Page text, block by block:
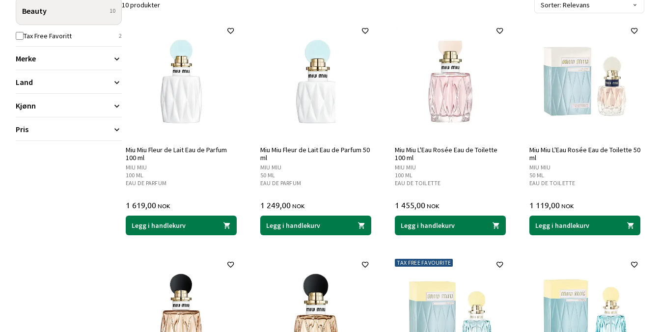
Beauty 10
Tax Free Favoritt 2
Merke
Land
Kjønn
Pris
10 produkter Sorter: Relevans
Miu Miu Fleur de Lait Eau de Parfum
100 ml
MIU MIU
100 ML
EAU DE PARFUM
1 619,00 NOK
Legg i handlekurv
Miu Miu Fleur de Lait Eau de Parfum 50
ml
MIU MIU
50 ML
EAU DE PARFUM
1 249,00 NOK
Legg i handlekurv
Miu Miu L'Eau Rosée Eau de Toilette
100 ml
MIU MIU
100 ML
EAU DE TOILETTE
1 455,00 NOK
Legg i handlekurv
Miu Miu L'Eau Rosée Eau de Toilette 50
ml
MIU MIU
50 ML
EAU DE TOILETTE
1 119,00 NOK
Legg i handlekurv
TAX FREE FAVOURITE